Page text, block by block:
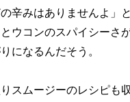
辛みはありませんよ」
ウコンのスパイシーさ
になるんだそう。
スムージーのレシピも